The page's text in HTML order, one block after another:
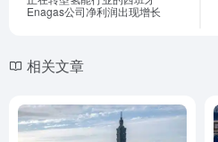
Enagas公司净利润出现增长
相关文章